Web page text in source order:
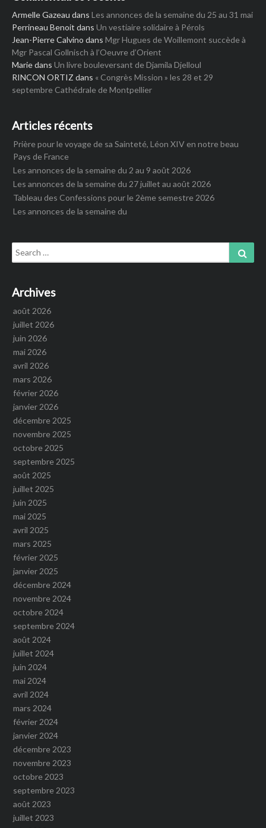
Armelle Gazeau dans Les annonces de la semaine du 25 au 31 mai
Perrineau Benoit dans Un vestiaire solidaire à Pérols
Jean-Pierre Calvino dans Mgr Hugues de Woillemont succède à
Mgr Pascal Gollnisch à l’Oeuvre d’Orient
Mariedans Un livre bouleversant de Djamila Djelloul
RINCON ORTIZ dans « Congrès Mission » les 28 et 29
septembre Cathédrale de Montpellier
Articles récents
Prière pour le voyage de sa Sainteté, Léon XIV en notre beau
Pays de France
Les annonces de la semaine du 2 au 9 août 2026
Les annonces de la semaine du 27 juillet au août 2026
Tableau des Confessions pour le 2ème semestre 2026
Les annonces de la semaine du
Search
for:
Archives
août 2026
juillet 2026
juin 2026
mai 2026
avril 2026
mars 2026
février 2026
janvier 2026
décembre 2025
novembre 2025
octobre 2025
septembre 2025
août 2025
juillet 2025
juin 2025
mai 2025
avril 2025
mars 2025
février 2025
janvier 2025
décembre 2024
novembre 2024
octobre 2024
septembre 2024
août 2024
juillet 2024
juin 2024
mai 2024
avril 2024
mars 2024
février 2024
janvier 2024
décembre 2023
novembre 2023
octobre 2023
septembre 2023
août 2023
juillet 2023